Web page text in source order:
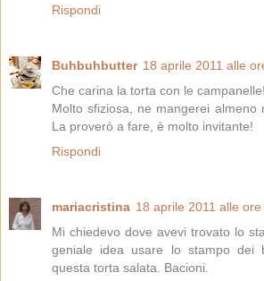
Rispondi
Buhbuhbutter 18 aprile 2011 alle
Che carina la torta con le campanelle!
Molto sfiziosa, ne mangerei almeno
La proverò a fare, è molto invitante!
Rispondi
mariacristina 18 aprile 2011 alle ore
Mi chiedevo dove avevi trovato lo
geniale idea usare lo stampo dei
questa torta salata. Bacioni.